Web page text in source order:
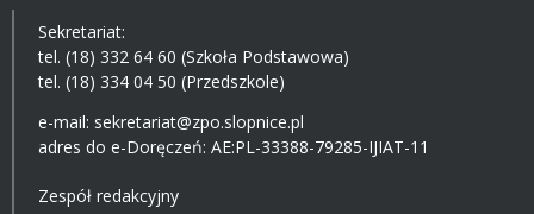
Sekretariat:
tel. (18) 332 64 60 (Szkoła Podstawowa)
tel. (18) 334 04 50 (Przedszkole)
e-mail: sekretariat@zpo.slopnice.pl
adres do e-Doręczeń: AE:PL-33388-79285-IJIAT-11
Zespół redakcyjny